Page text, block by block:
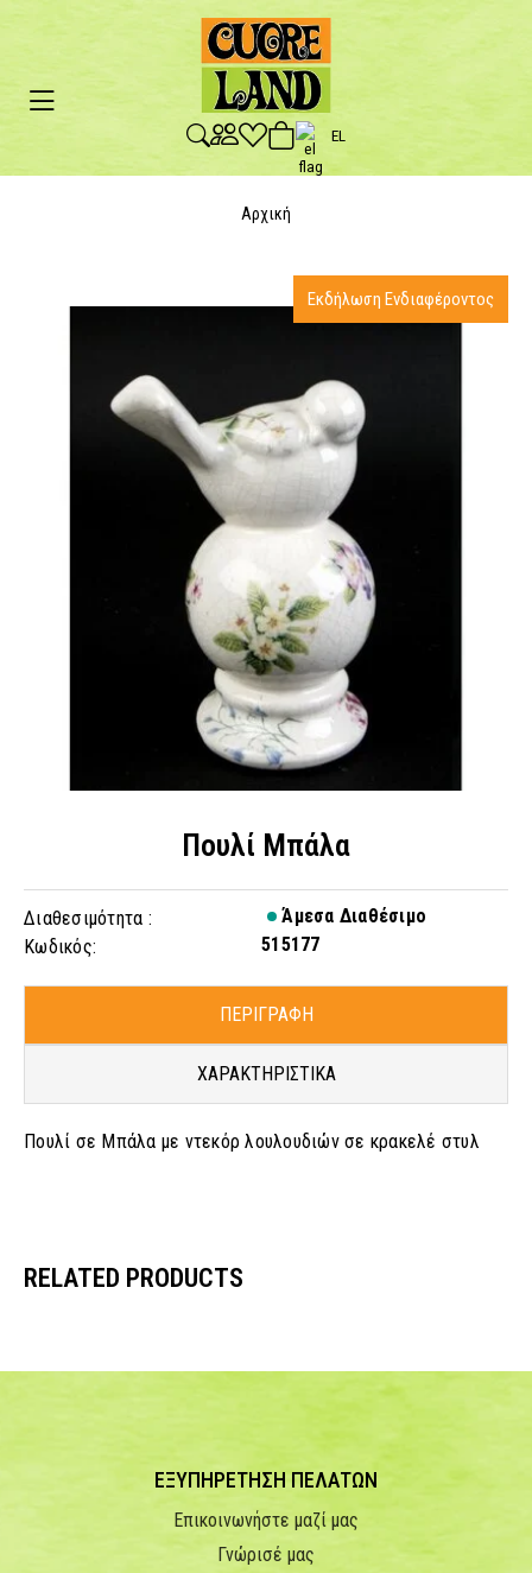
EL
Αρχική
Πουλί Μπάλα
Διαθεσιμότητα :
Άμεσα Διαθέσιμο
Κωδικός:
515177
ΠΕΡΙΓΡΑΦΗ
ΧΑΡΑΚΤΗΡΙΣΤΙΚΑ
Πουλί σε Μπάλα με ντεκόρ λουλουδιών σε κρακελέ στυλ
Εκδήλωση Ενδιαφέροντος
RELATED PRODUCTS
ΕΞΥΠΗΡΕΤΗΣΗ ΠΕΛΑΤΩΝ
Επικοινωνήστε μαζί μας
Γνώρισέ μας